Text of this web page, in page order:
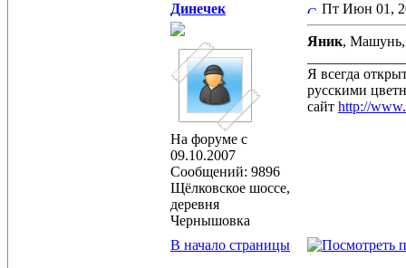
Динечек
На форуме с
09.10.2007
Сообщений: 9896
Щёлковское шоссе,
деревня
Чернышовка
Пт Июн 01,
Яник,
Я всегда
русскими
сайт http://
В начало страницы